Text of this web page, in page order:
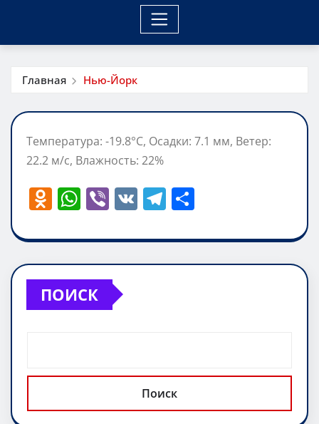
Главная Нью-Йорк
Температура: -19.8°C, Осадки: 7.1 мм, Ветер:
22.2 м/с, Влажность: 22%
O
n
o
kl
a
ki
W
at
s
A
p
Vi
er
V T
e
gr
п
р
ь
ПОИСК
Поиск